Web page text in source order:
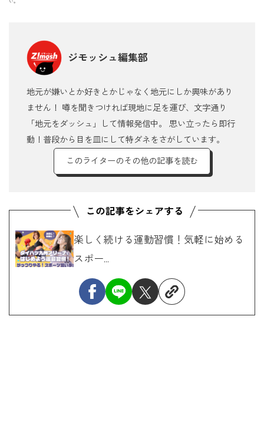
い。
ジモッシュ編集部
地元が嫌いとか好きとかじゃなく地元にしか興味があり
ません！ 噂を聞きつければ現地に足を運び、文字通り
「地元をダッシュ」して情報発信中。 思い立ったら即行
動！普段から目を皿にして特ダネをさがしています。
このライターのその他の記事を読む
楽しく続ける運動習慣！気軽に始める
スポー...